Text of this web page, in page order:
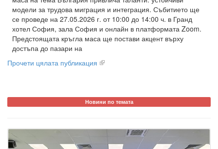
модели за трудова миграция и интеграция. Събитието ще
се проведе на 27.05.2026 г. от 10:00 до 14:00 ч. в Гранд
хотел София, зала София и онлайн в платформата Zoom.
Предстоящата кръгла маса ще постави акцент върху
достъпа до пазари на
Прочети цялата публикация
Новини по темата